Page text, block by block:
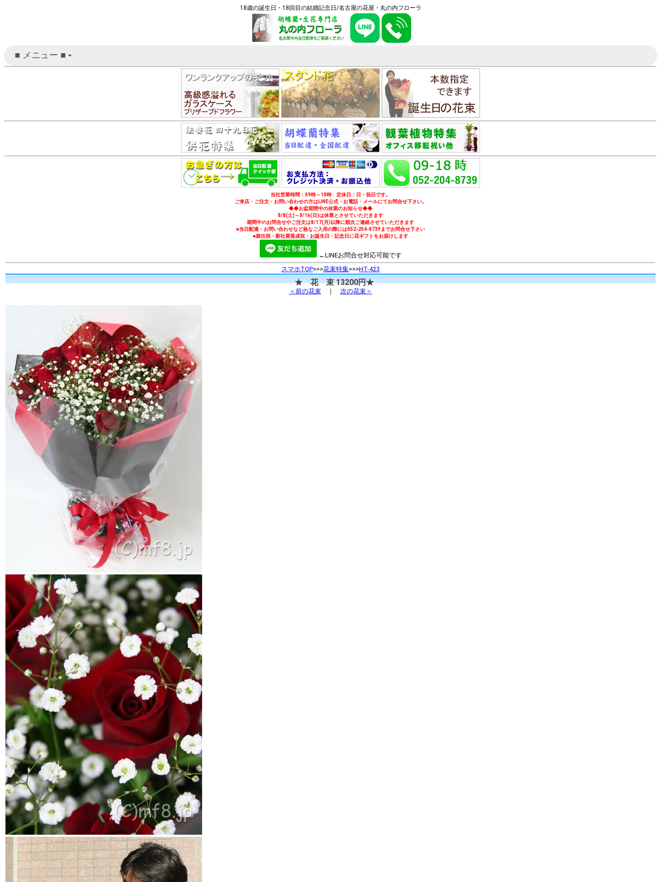
18歳の誕生日・18回目の結婚記念日/名古屋の花屋・丸の内フローラ
+
■ メニュー ■
当社営業時間：09時～18時 定休日：日・祝日です。
ご来店・ご注文・お問い合わせの方はLINE公式・お電話・メールにてお問合せ下さい。
◆◆お盆期間中の休業のお知らせ◆◆
8/8(土)～8/16(日)は休業とさせていただきます
期間中のお問合せやご注文は8/17(月)以降に順次ご連絡させていただきます
■当日配達・お問い合わせなど急なご入用の際には052-204-8739までお問合せ下さい
■就任祝・新社屋落成祝・お誕生日・記念日に花ギフトをお届けします
←LINEお問合せ対応可能です
スマホTOP>>>花束特集>>>HT-423
★ 花 束 13200円★
＜前の花束｜ 次の花束＞